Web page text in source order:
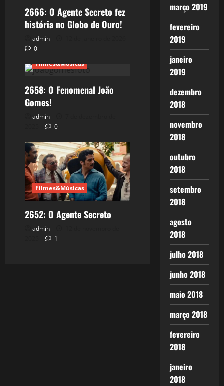
2666: O Agente Secreto fez
história no Globo de Ouro!
admin
0
Filmes&Músicas
2658: O Fenomenal João
Gomes!
admin
0
Filmes&Músicas
2652: O Agente Secreto
admin
1
março 2019
fevereiro
2019
janeiro
2019
dezembro
2018
novembro
2018
outubro
2018
setembro
2018
agosto
2018
julho 2018
junho 2018
maio 2018
março 2018
fevereiro
2018
janeiro
2018